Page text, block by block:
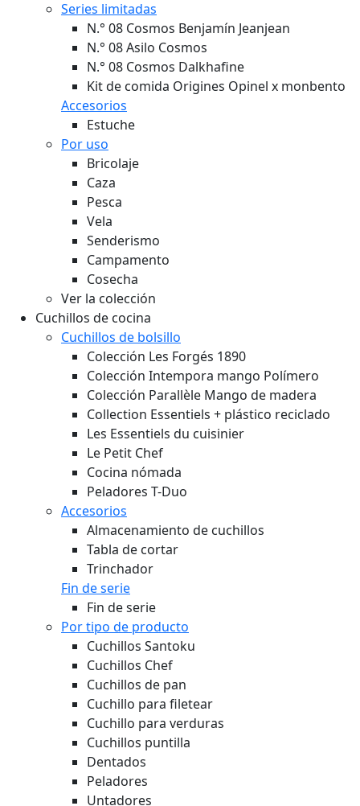
Series limitadas
N.° 08 Cosmos Benjamín Jeanjean
N.° 08 Asilo Cosmos
N.° 08 Cosmos Dalkhafine
Kit de comida Origines Opinel x monbento
Accesorios
Estuche
Por uso
Bricolaje
Caza
Pesca
Vela
Senderismo
Campamento
Cosecha
Ver la colección
Cuchillos de cocina
Cuchillos de bolsillo
Colección Les Forgés 1890
Colección Intempora mango Polímero
Colección Parallèle Mango de madera
Collection Essentiels + plástico reciclado
Les Essentiels du cuisinier
Le Petit Chef
Cocina nómada
Peladores T-Duo
Accesorios
Almacenamiento de cuchillos
Tabla de cortar
Trinchador
Fin de serie
Fin de serie
Por tipo de producto
Cuchillos Santoku
Cuchillos Chef
Cuchillos de pan
Cuchillo para filetear
Cuchillo para verduras
Cuchillos puntilla
Dentados
Peladores
Untadores